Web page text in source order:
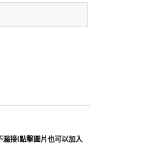
接(點擊圖片也可以加入